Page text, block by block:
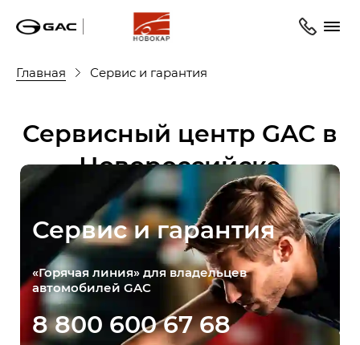
Главная Сервис и гарантия
Сервисный центр GAC в
Новороссийске
Сервис и гарантия
«Горячая линия» для владельцев
автомобилей GAC
8 800 600 67 68